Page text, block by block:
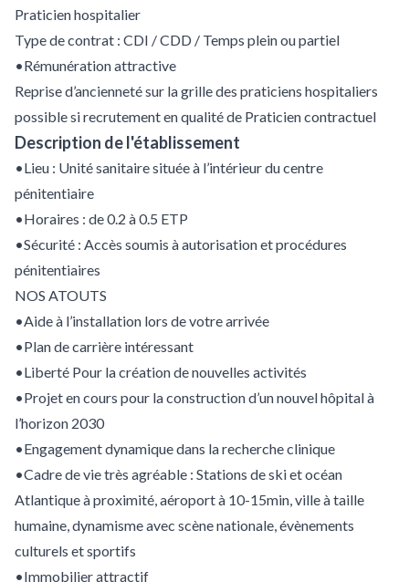
Praticien hospitalier
Type de contrat : CDI / CDD / Temps plein ou partiel
•Rémunération attractive
Reprise d’ancienneté sur la grille des praticiens hospitaliers
possible si recrutement en qualité de Praticien contractuel
Description de l'établissement
•Lieu : Unité sanitaire située à l’intérieur du centre
pénitentiaire
•Horaires : de 0.2 à 0.5 ETP
•Sécurité : Accès soumis à autorisation et procédures
pénitentiaires
NOS ATOUTS
•Aide à l’installation lors de votre arrivée
•Plan de carrière intéressant
•Liberté Pour la création de nouvelles activités
•Projet en cours pour la construction d’un nouvel hôpital à
l’horizon 2030
•Engagement dynamique dans la recherche clinique
•Cadre de vie très agréable : Stations de ski et océan
Atlantique à proximité, aéroport à 10-15min, ville à taille
humaine, dynamisme avec scène nationale, évènements
culturels et sportifs
•Immobilier attractif